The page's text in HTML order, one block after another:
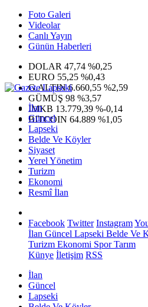
Foto Galeri
Videolar
Canlı Yayın
Günün Haberleri
DOLAR 47,74 %0,25
EURO 55,25 %0,43
G.ALTIN6.660,55 %2,59
GÜMÜŞ 98 %3,57
IMKB 13.779,39 %-0,14
BITCOIN 64.889 %1,05
İlan
Güncel
Lapseki
Belde Ve Köyler
Siyaset
Yerel Yönetim
Turizm
Ekonomi
Resmî İlan
Facebook Twitter Instagram
İlan Güncel Lapseki Belde Ve
Turizm Ekonomi SporTarım
Künye İletişim RSS
İlan
Güncel
Lapseki